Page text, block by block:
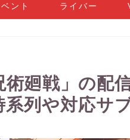
ント ライバー
術廻戦」の配
系列や対応サ